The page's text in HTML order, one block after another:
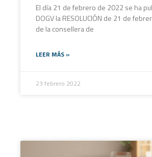
El día 21 de febrero de 2022 se ha
DOGV la RESOLUCIÓN de 21 de
de la consellera de
LEER MÁS »
23 febrero 2022